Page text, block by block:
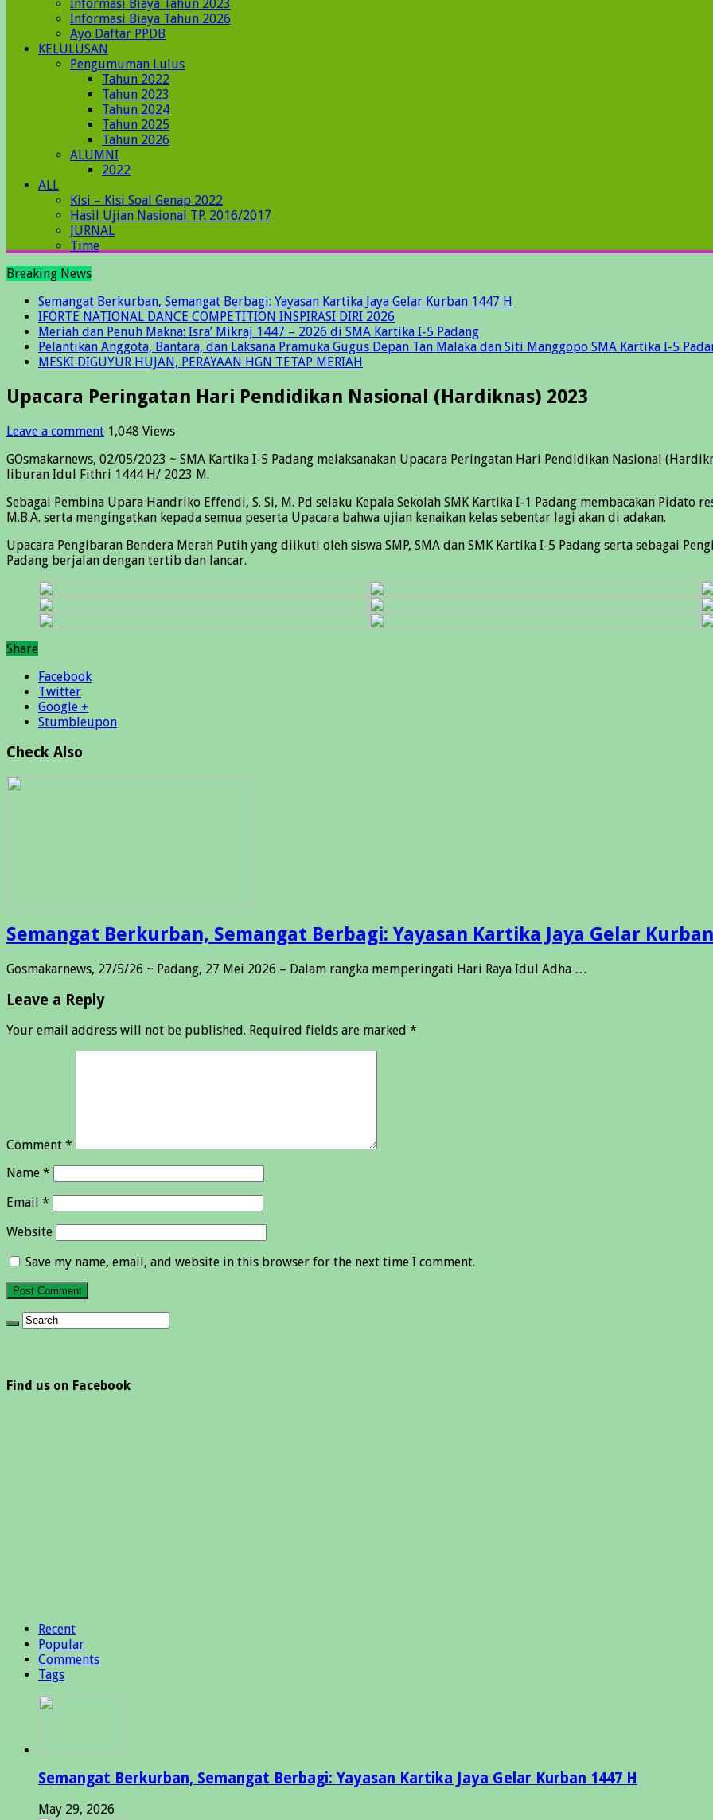
Informasi Biaya Tahun 2023
Informasi Biaya Tahun 2026
Ayo Daftar PPDB
KELULUSAN
Pengumuman Lulus
Tahun 2022
Tahun 2023
Tahun 2024
Tahun 2025
Tahun 2026
ALUMNI
2022
ALL
Kisi – Kisi Soal Genap 2022
Hasil Ujian Nasional TP. 2016/2017
JURNAL
Time
Breaking News
Semangat Berkurban, Semangat Berbagi: Yayasan Kartika Jaya Gelar Kurban 1447 H
IFORTE NATIONAL DANCE COMPETITION INSPIRASI DIRI 2026
Meriah dan Penuh Makna: Isra’ Mikraj 1447 – 2026 di SMA Kartika I-5 Padang
Pelantikan Anggota, Bantara, dan Laksana Pramuka Gugus Depan Tan Malaka dan Siti Manggopo SMA Kartika I-5
MESKI DIGUYUR HUJAN, PERAYAAN HGN TETAP MERIAH
Upacara Peringatan Hari Pendidikan Nasional (Hardiknas) 2023
Leave a comment 1,048 Views
GOsmakarnews, 02/05/2023 ~ SMA Kartika I-5 Padang melaksanakan Upacara Peringatan Hari Pendidikan Nasional
liburan Idul Fithri 1444 H/ 2023 M.
Sebagai Pembina Upara Handriko Effendi, S. Si, M. Pd selaku Kepala Sekolah SMK Kartika I-1 Padang membacakan
M.B.A. serta mengingatkan kepada semua peserta Upacara bahwa ujian kenaikan kelas sebentar lagi akan di adakan.
Upacara Pengibaran Bendera Merah Putih yang diikuti oleh siswa SMP, SMA dan SMK Kartika I-5 Padang serta sebagai
Padang berjalan dengan tertib dan lancar.
Share
Facebook
Twitter
Google +
Stumbleupon
Check Also
Semangat Berkurban, Semangat Berbagi: Yayasan Kartika Jaya Gelar
Gosmakarnews, 27/5/26 ~ Padang, 27 Mei 2026 – Dalam rangka memperingati Hari Raya Idul Adha …
Leave a Reply
Your email address will not be published. Required fields are marked *
Comment *
Name *
Email *
Website
Save my name, email, and website in this browser for the next time I comment.
Find us on Facebook
Recent
Popular
Comments
Tags
Semangat Berkurban, Semangat Berbagi: Yayasan Kartika Jaya Gelar Kurban 1447 H
May 29, 2026